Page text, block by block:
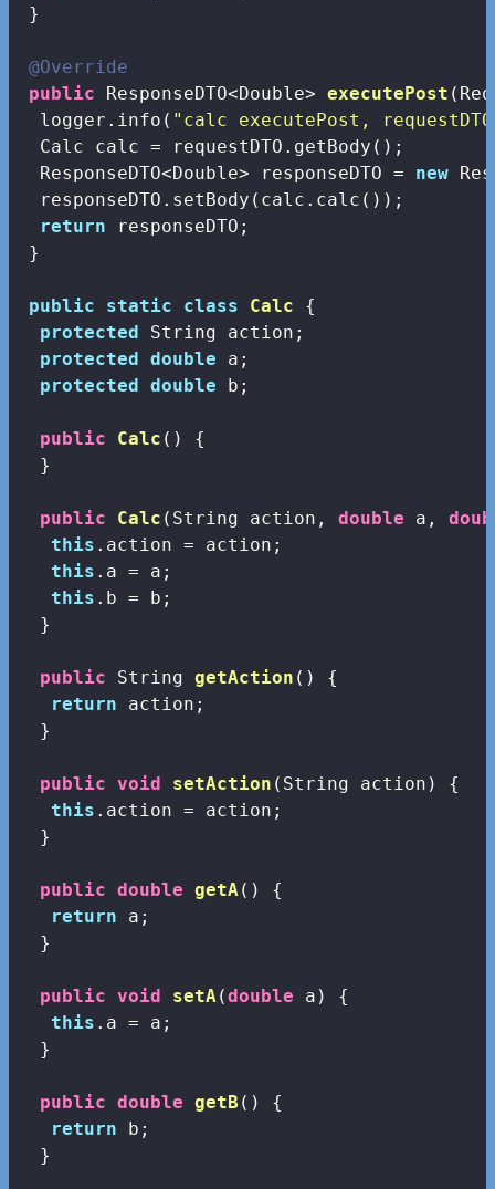
}
@Override
public ResponseDTO<Double> executePost
  logger.info(
"calc executePost,
  Calc calc = requestDTO.getBody();
  ResponseDTO<Double> responseDTO =
new
  responseDTO.setBody(calc.calc());
return responseDTO;
}
public static class Calc
{
protected
String action;
protected
double a;
protected
double b;
public Calc ()
{
  }
public Calc (String action, double a,
this .action = action;
this .a = a;
this .b = b;
  }
public String getAction ()
{
return action;
  }
public void setAction (String action)
{
this .action = action;
  }
public double getA()
{
return a;
  }
public void setA(double a)
{
this .a = a;
  }
public double getB ()
{
return b;
  }